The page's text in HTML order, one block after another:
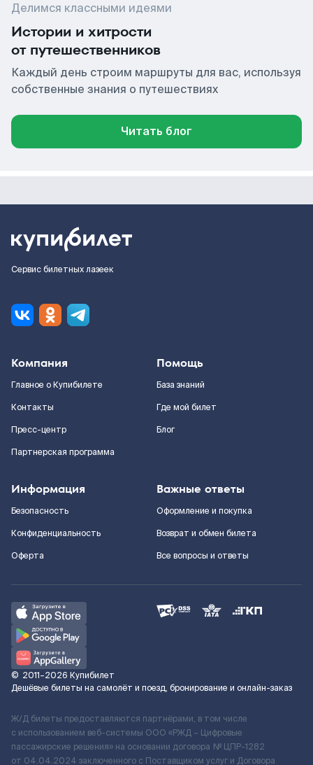
Делимся классными идеями
Истории и хитрости
от путешественников
Каждый день строим маршруты для вас, используя
собственные знания о путешествиях
Читать блог
Сервис билетных лазеек
Компания
Главное о Купибилете
Контакты
Пресс-центр
Партнерская программа
Помощь
База знаний
Где мой билет
Блог
Информация
Безопасность
Конфиденциальность
Оферта
Важные ответы
Оформление и покупка
Возврат и обмен билета
Все вопросы и ответы
© 2011–2026 Купибилет
Дешёвые билеты на самолёт и поезд, бронирование и онлайн-заказ
Ж/Д билеты предоставляются партнёрами, в том числе
с использованием веб-системы ООО «РЖД – Цифровые
пассажирские решения» на основании договора № ЦПР-1282
от 04.04.2024 заключенного с Поставщиком услуг и Договора